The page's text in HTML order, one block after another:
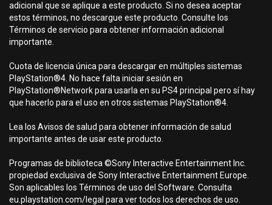
adicional que se aplique a este producto. Si no desea aceptar
estos términos, no descargue este producto. Consulte los
Términos de servicio para obtener información adicional
importante.
Cuota de licencia única para descargar en múltiples sistemas
PlayStation®4. No hace falta iniciar sesión en
PlayStation®Network para usarla en su PS4 principal pero sí hay
que hacerlo para el uso en otros sistemas PlayStation®4.
Lea los Avisos de salud para obtener información de salud
importante antes de usar este producto.
Programas de biblioteca ©Sony Interactive Entertainment Inc.
propiedad exclusiva de Sony Interactive Entertainment Europe.
Son aplicables los Términos de uso del Software. Consulta
eu.playstation.com/legal para ver todos los derechos de uso.